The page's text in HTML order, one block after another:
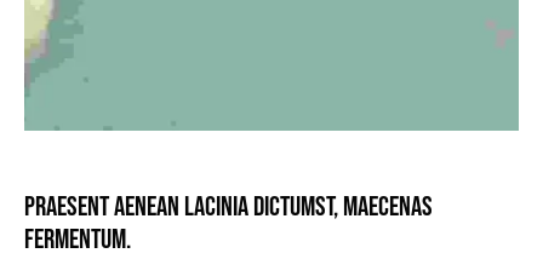
Praesent aenean lacinia dictumst, maecenas
fermentum.